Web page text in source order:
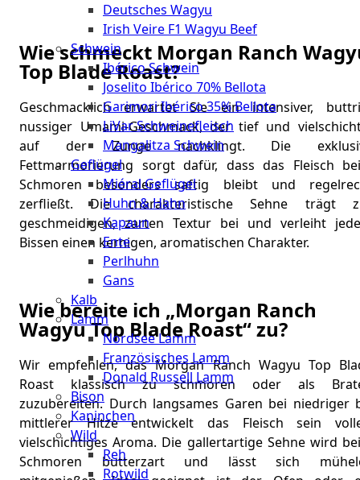
Deutsches Wagyu
Irish Veire F1 Wagyu Beef
Schwein
Ibérico Schwein
Joselito Ibérico 70% Bellota
Garimori Ibérico 35% Bellota
LiVar Schweinefleisch
Mangalitza Schwein
Geflügel
Miéral Geflügel
Huhn & Hahn
Kapaun
Ente
Perlhuhn
Gans
Kalb
Lamm
Nordsee Lamm
Französisches Lamm
Donald Russell Lamm
Bison
Kaninchen
Wild
Reh
Rotwild
Wie schmeckt Morgan Ranch
Top Blade Roast?
Geschmacklich erwartet Sie ein intensiver,
nussiger Umami-Geschmack, der tief und
auf der Zunge nachklingt. Die
Fettmarmorierung sorgt dafür, dass das Fleisch
Schmoren besonders saftig bleibt und
zerfließt. Die charakteristische Sehne trägt
geschmeidigen, zarten Textur bei und verleiht
Bissen einen kernigen, aromatischen Charakter.
Wie bereite ich „Morgan Ranch
Wagyu Top Blade Roast“ zu?
Wir empfehlen, das Morgan Ranch Wagyu Top
Roast klassisch zu schmoren oder als
zuzubereiten. Durch langsames Garen bei niedriger
mittlerer Hitze entwickelt das Fleisch sein
vielschichtiges Aroma. Die gallertartige Sehne wird
Schmoren butterzart und lässt sich